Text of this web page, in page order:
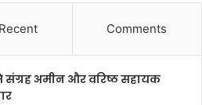
Recent Comments
अमीन और वरिष्ठ सहायक